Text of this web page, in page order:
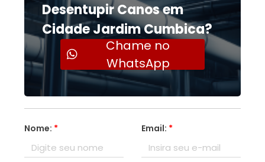
Desentupir Canos em
Cidade Jardim Cumbica?
Chame no
WhatsApp
Nome: * Email: *